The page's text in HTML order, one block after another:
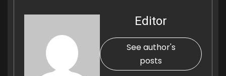
Editor
See author's
posts